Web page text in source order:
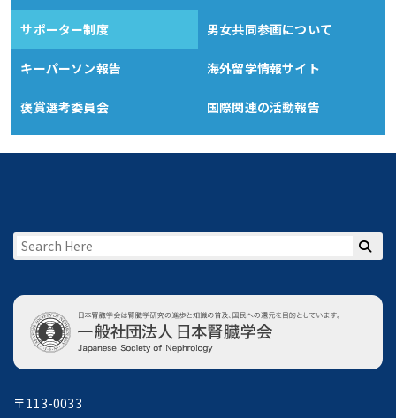
サポーター制度 男女共同参画について
キーパーソン報告 海外留学情報サイト
褒賞選考委員会 国際関連の活動報告
〒113-0033